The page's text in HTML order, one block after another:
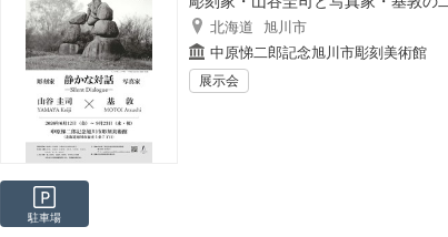
北海道
旭川市
中原悌二郎記念旭川市彫刻美術館
展示会
駐車場